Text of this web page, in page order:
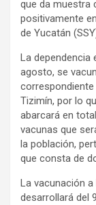
que da muestra
positivamente
de Yucatán
La dependencia
agosto, se
correspondiente
Tizimín, por lo
abarcará en
vacunas que
la población,
que consta de
La vacunación
desarrollará del